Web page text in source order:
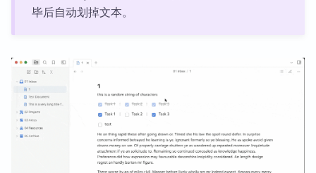
毕后自动划掉文本。